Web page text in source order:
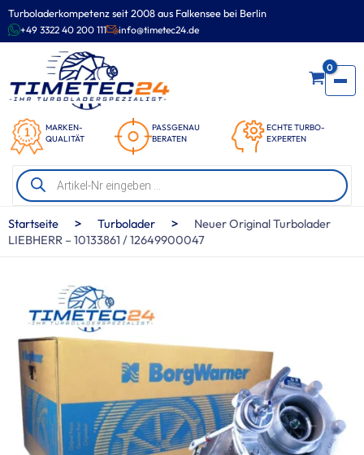
Turboladerkompetenz seit 2008 aus Falkensee bei Berlin
+49 3322 40 200 111 info@timetec24.de
MARKEN-
QUALITÄT
PASSGENAU
BERATEN
ECHTE TURBO-
EXPERTEN
0
Products
search
Zum
Inhalt
springen
Startseite > Turbolader >
Neuer Original Turbolader
LIEBHERR – 10133861 / 12649900047